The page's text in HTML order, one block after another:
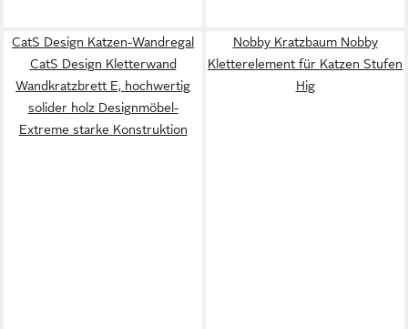
CatS Design Katzen-Wandregal
CatS Design Kletterwand
Wandkratzbrett E, hochwertig
solider holz Designmöbel-
Extreme starke Konstruktion
Nobby Kratzbaum Nobby
Kletterelement für Katzen Stufen
Hig